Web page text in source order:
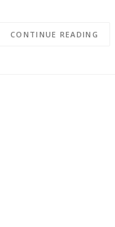
CONTINUE READING